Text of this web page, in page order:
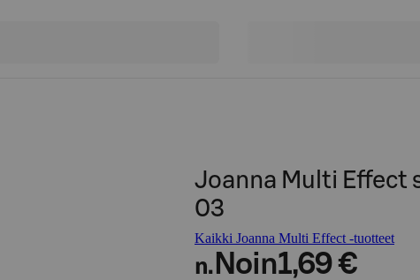
Joanna Multi Effect
03
Kaikki Joanna Multi Effect -tuotteet
n. Noin1,69 €